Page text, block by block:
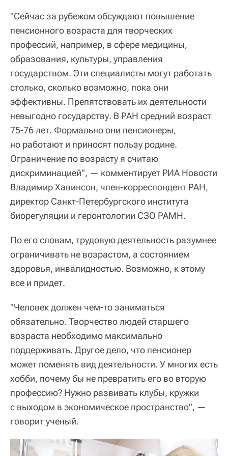
"Сейчас за рубежом обсуждают повышение
пенсионного возраста для творческих
профессий, например, в сфере медицины,
образования, культуры, управления
государством. Эти специалисты могут работать
столько, сколько возможно, пока они
эффективны. Препятствовать их деятельности
невыгодно государству. В РАН средний возраст
75-76 лет. Формально они пенсионеры,
но работают и приносят пользу родине.
Ограничение по возрасту я считаю
дискриминацией", — комментирует РИА Новости
Владимир Хавинсон, член-корреспондент РАН,
директор Санкт-Петербургского института
биорегуляции и геронтологии СЗО РАМН.
По его словам, трудовую деятельность разумнее
ограничивать не возрастом, а состоянием
здоровья, инвалидностью. Возможно, к этому
все и придет.
"Человек должен чем-то заниматься
обязательно. Творчество людей старшего
возраста необходимо максимально
поддерживать. Другое дело, что пенсионер
может поменять вид деятельности. У многих есть
хобби, почему бы не превратить его во вторую
профессию? Нужно развивать клубы, кружки
с выходом в экономическое пространство", —
говорит ученый.